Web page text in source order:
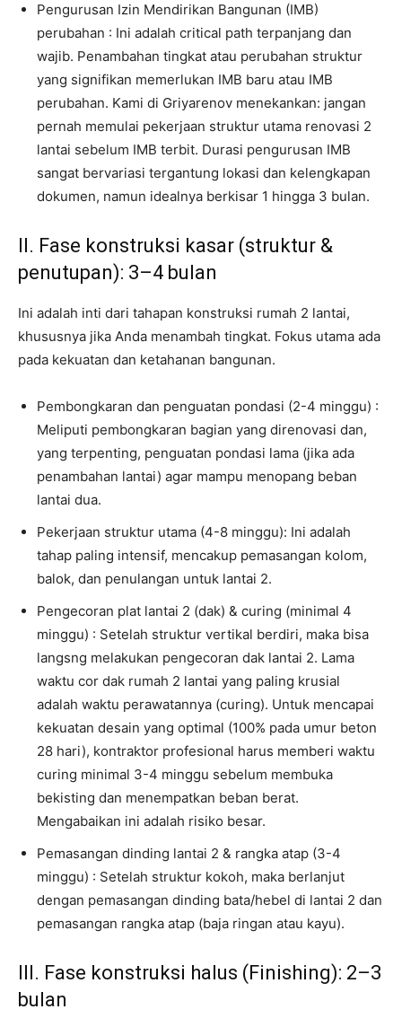
Pengurusan Izin Mendirikan Bangunan (IMB)
perubahan : Ini adalah critical path terpanjang dan
wajib. Penambahan tingkat atau perubahan struktur
yang signifikan memerlukan IMB baru atau IMB
perubahan. Kami di Griyarenov menekankan: jangan
pernah memulai pekerjaan struktur utama renovasi 2
lantai sebelum IMB terbit. Durasi pengurusan IMB
sangat bervariasi tergantung lokasi dan kelengkapan
dokumen, namun idealnya berkisar 1 hingga 3 bulan.
II. Fase konstruksi kasar (struktur &
penutupan): 3–4 bulan
Ini adalah inti dari tahapan konstruksi rumah 2 lantai,
khususnya jika Anda menambah tingkat. Fokus utama ada
pada kekuatan dan ketahanan bangunan.
Pembongkaran dan penguatan pondasi (2-4 minggu) :
Meliputi pembongkaran bagian yang direnovasi dan,
yang terpenting, penguatan pondasi lama (jika ada
penambahan lantai) agar mampu menopang beban
lantai dua.
Pekerjaan struktur utama (4-8 minggu): Ini adalah
tahap paling intensif, mencakup pemasangan kolom,
balok, dan penulangan untuk lantai 2.
Pengecoran plat lantai 2 (dak) & curing (minimal 4
minggu) : Setelah struktur vertikal berdiri, maka bisa
langsng melakukan pengecoran dak lantai 2. Lama
waktu cor dak rumah 2 lantai yang paling krusial
adalah waktu perawatannya (curing). Untuk mencapai
kekuatan desain yang optimal (100% pada umur beton
28 hari), kontraktor profesional harus memberi waktu
curing minimal 3-4 minggu sebelum membuka
bekisting dan menempatkan beban berat.
Mengabaikan ini adalah risiko besar.
Pemasangan dinding lantai 2 & rangka atap (3-4
minggu) : Setelah struktur kokoh, maka berlanjut
dengan pemasangan dinding bata/hebel di lantai 2 dan
pemasangan rangka atap (baja ringan atau kayu).
III. Fase konstruksi halus (Finishing): 2–3
bulan